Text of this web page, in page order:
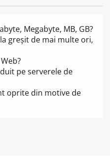
Megabyte, MB, GB?
greșit de mai multe ori,
pe serverele de
oprite din motive de